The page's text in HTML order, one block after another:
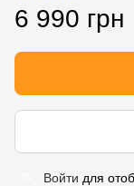
6 990 грн
Войти для